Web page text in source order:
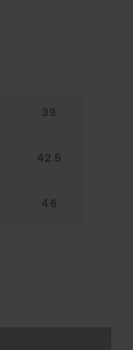
39
42.5
46